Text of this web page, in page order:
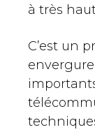
à très
C’est un
envergure